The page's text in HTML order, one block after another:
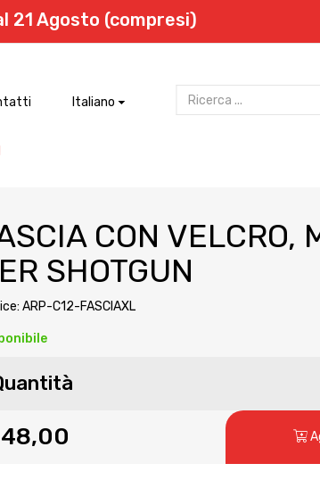
21 Agosto (compresi)
Italiano
CON VELCRO,
SHOTGUN
ARP-C12-FASCIAXL